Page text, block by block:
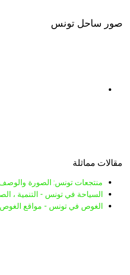
صور ساحل تونس
مقالات مماثلة
منتجعات تونس: الصورة
السياحة في تونس - التنمية ،
الغوص في تونس - مواقع الغوص